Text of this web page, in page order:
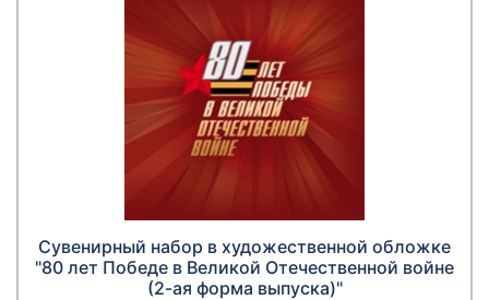
Сувенирный набор в художественной обложке
"80 лет Победе в Великой Отечественной войне
(2-ая форма выпуска)"